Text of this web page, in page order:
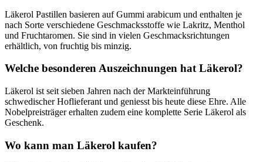
Die Schweiz gehört zu den Ländern, in denen Läkerol besonders
beliebt ist. Dementsprechend gross ist auch das Angebot von
Läkerol bei Sweets.ch, dem führenden Schweizer Online-Shop für
Bonbons. So gibt es bei Sweets.ch die beliebten Läkerol-Sorten:
Läkerol Sugarless Locorice. Allesamt in der handlichen Kartonbox,
die sich einfach und bequem überall hin mitnehmen lässt. Ebenfalls
im Sortiment von Sweets.ch sind die beiden SortenLäkerol Yup
Strawberry Lime & Sour PeachundLäkerol Yup Orange Spritz.
Läkerol Pastillen basieren auf Gummi arabicum und enthalten je
nach Sorte verschiedene Geschmacksstoffe wie Lakritz, Menthol
und Fruchtaromen. Sie sind in vielen Geschmacksrichtungen
erhältlich, von fruchtig bis minzig.
Welche besonderen Auszeichnungen hat Läkerol?
Läkerol ist seit sieben Jahren nach der Markteinführung
schwedischer Hoflieferant und geniesst bis heute diese Ehre. Alle
Nobelpreisträger erhalten zudem eine komplette Serie Läkerol als
Geschenk.
Wo kann man Läkerol kaufen?